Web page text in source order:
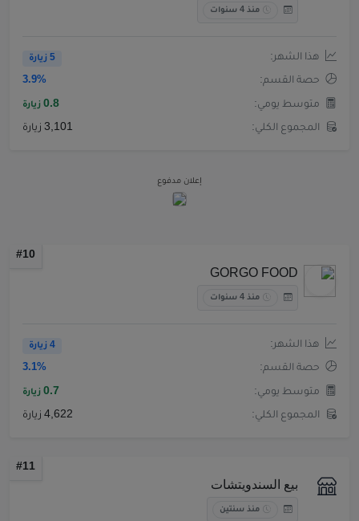
منذ 4 سنوات
هذا الشهر: 5 زيارة
حصة القسم: 3.9%
متوسط يومي: 0.8 زيارة
المجموع الكلي: 3,101 زيارة
إعلان مدفوع
#10
GORGO FOOD
منذ 4 سنوات
هذا الشهر: 4 زيارة
حصة القسم: 3.1%
متوسط يومي: 0.7 زيارة
المجموع الكلي: 4,622 زيارة
#11
بيع السندويتشات
منذ سنتين